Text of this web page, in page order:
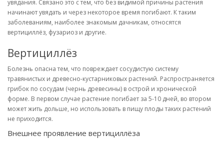
увядания. Связано это с тем, что без видимой причины растения
начинают увядать и через некоторое время погибают. К таким
заболеваниям, наиболее знакомым дачникам, относятся
вертициллёз, фузариоз и другие.
Вертициллёз
Болезнь опасна тем, что повреждает сосудистую систему
травянистых и древесно-кустарниковых растений. Распространяется
грибок по сосудам (чернь древесины) в острой и хронической
форме. В первом случае растение погибает за 5-10 дней, во втором
может жить дольше, но использовать в пищу плоды таких растений
не приходится.
Внешнее проявление вертициллёза